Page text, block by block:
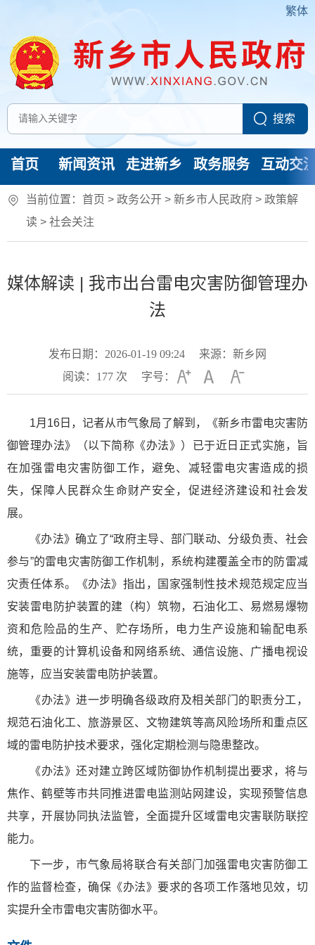
繁体
首页 新闻资讯 走进新乡 政务服务 互动交
当前位置： 首页 > 政务公开 > 新乡市人民政府 > 政策解
读 > 社会关注
媒体解读 | 我市出台雷电灾害防御管理办
法
发布日期：2026-01-19 09:24
来源：新乡网
阅读： 177次 字号：
1月16日，记者从市气象局了解到，《新乡市雷电灾害防
御管理办法》（以下简称《办法》）已于近日正式实施，旨
在加强雷电灾害防御工作，避免、减轻雷电灾害造成的损
失，保障人民群众生命财产安全，促进经济建设和社会发
展。
《办法》确立了“政府主导、部门联动、分级负责、社会
参与”的雷电灾害防御工作机制，系统构建覆盖全市的防雷减
灾责任体系。《办法》指出，国家强制性技术规范规定应当
安装雷电防护装置的建（构）筑物，石油化工、易燃易爆物
资和危险品的生产、贮存场所，电力生产设施和输配电系
统，重要的计算机设备和网络系统、通信设施、广播电视设
施等，应当安装雷电防护装置。
《办法》进一步明确各级政府及相关部门的职责分工，
规范石油化工、旅游景区、文物建筑等高风险场所和重点区
域的雷电防护技术要求，强化定期检测与隐患整改。
《办法》还对建立跨区域防御协作机制提出要求，将与
焦作、鹤壁等市共同推进雷电监测站网建设，实现预警信息
共享，开展协同执法监管，全面提升区域雷电灾害联防联控
能力。
下一步，市气象局将联合有关部门加强雷电灾害防御工
作的监督检查，确保《办法》要求的各项工作落地见效，切
实提升全市雷电灾害防御水平。